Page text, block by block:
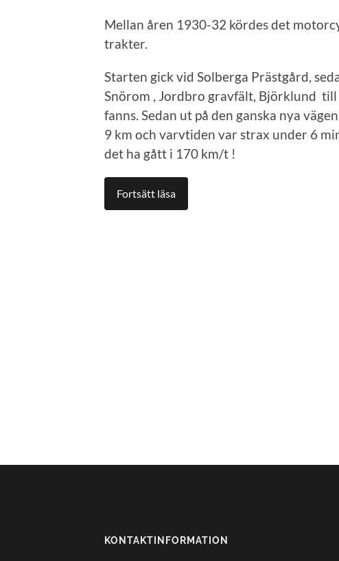
Mellan åren 1930-32 kördes det
trakter.
Starten gick vid Solberga Prästgård,
Snörom , Jordbro gravfält, Björklund
fanns. Sedan ut på den ganska nya
9 km och varvtiden var strax under 6
det ha gått i 170 km/t !
Fortsätt läsa
KONTAKTINFORMATION